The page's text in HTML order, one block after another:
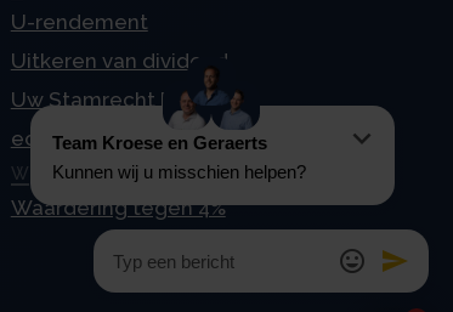
U-rendement
Uitkeren van dividend
Uw Stamrecht BV en
echtscheiding
W
Waardering tegen 4%